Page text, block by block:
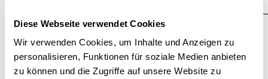
Diese Webseite verwendet Cookies
Wir verwenden Cookies, um Inhalte und Anzeigen zu
personalisieren, Funktionen für soziale Medien anbieten
zu können und die Zugriffe auf unsere Website zu